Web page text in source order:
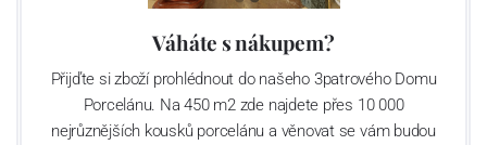
Váháte s nákupem?
Přijďte si zboží prohlédnout do našeho 3patrového Domu
Porcelánu. Na 450 m2 zde najdete přes 10 000
nejrůznějších kousků porcelánu a věnovat se vám budou